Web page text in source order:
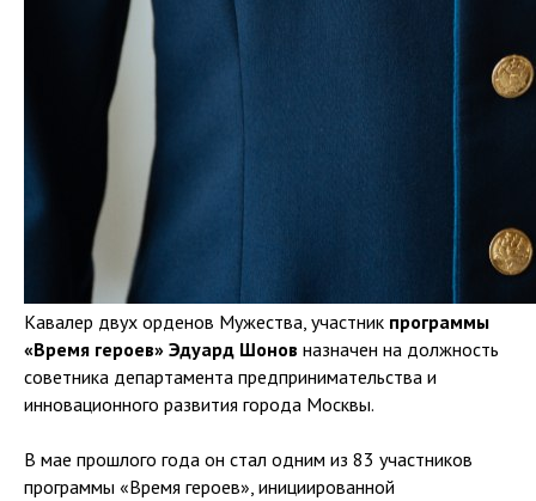
Кавалер двух орденов Мужества, участник программы
«Время героев» Эдуард Шонов назначен на должность
советника департамента предпринимательства и
инновационного развития города Москвы.
В мае прошлого года он стал одним из 83 участников
программы «Время героев», инициированной